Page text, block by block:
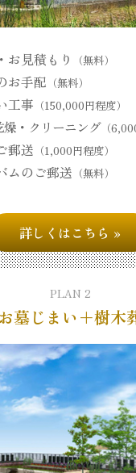
お見積もり （無料）
お手配 （無料）
工事 （150,000円程度）
燥・クリーニング（
郵送 （1,000円程度）
ムのご郵送 （無料）
詳しくはこちら
PLAN 2
墓じまい＋樹木